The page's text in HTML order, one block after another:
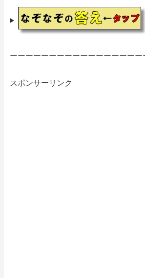
ーーーーーーーーーーーーーーーーー
スポンサーリンク